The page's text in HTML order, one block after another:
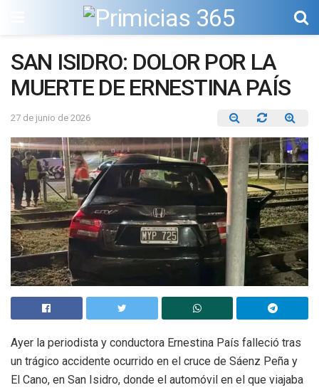
SAN ISIDRO: DOLOR POR LA
MUERTE DE ERNESTINA PAÍS
27 de junio de 2026
Ayer la periodista y conductora Ernestina País falleció tras
un trágico accidente ocurrido en el cruce de Sáenz Peña y
El Cano, en San Isidro, donde el automóvil en el que viajaba